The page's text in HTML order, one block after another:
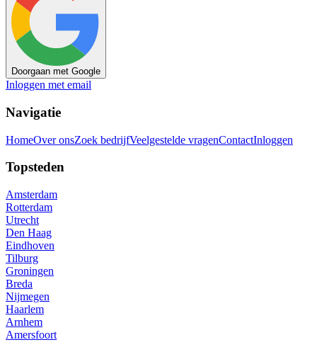
Doorgaan met Google
Inloggen met email
Navigatie
HomeOver onsZoek bedrijfVeelgestelde vragenContactInloggen
Topsteden
Amsterdam
Rotterdam
Utrecht
Den Haag
Eindhoven
Tilburg
Groningen
Breda
Nijmegen
Haarlem
Arnhem
Amersfoort